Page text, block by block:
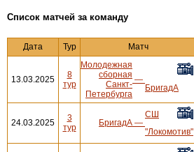
Cписок матчей за команду
Дата Тур Матч
13.03.2025
8
тур
Молодежная
сборная
Санкт-
Петербурга
—
БригадА
24.03.2025
3
тур
БригадА —
СШ
"Локомотив"